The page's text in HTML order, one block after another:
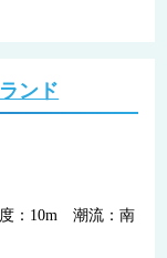
ンド
：10m 潮流：南